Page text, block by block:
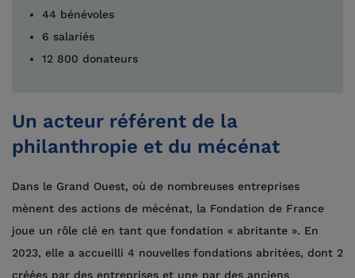
44 bénévoles
6 salariés
12 800 donateurs
Un acteur référent de la
philanthropie et du mécénat
Dans le Grand Ouest, où de nombreuses entreprises
mènent des actions de mécénat, la Fondation de France
joue un rôle clé en tant que fondation « abritante ». En
2023, elle a accueilli 4 nouvelles fondations abritées, dont 2
créées par des entreprises et une par des anciens